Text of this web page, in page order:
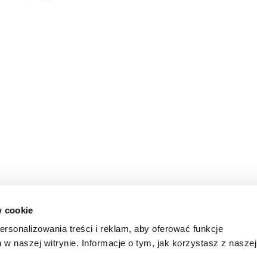
cookie
treści i reklam, aby oferować funkcje
w naszej witrynie. Informacje o tym, jak korzystasz z naszej